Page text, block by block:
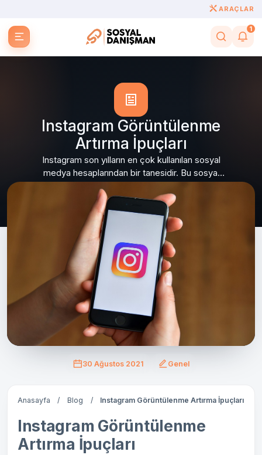
ARAÇLAR
1
Instagram Görüntülenme
Artırma İpuçları
Instagram son yılların en çok kullanılan sosyal
medya hesaplarından bir tanesidir. Bu sosyal
buradan kendine...
30 Ağustos 2021 Genel
Anasayfa / Blog / Instagram Görüntülenme Artırma İpuçları
Instagram Görüntülenme
Artırma İpuçları